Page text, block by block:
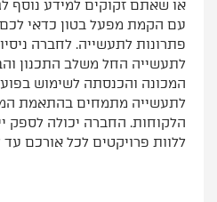
או שאתם זקוקים למידע נוסף
עם הקמת מפעל בטון כדאי
פתרונות לתעשייה. לחברה
לתעשייה החל משלב התכנון
המכונה והכנסתה לשימוש
לתעשייה מתמחים בהתאמת
הלקוחות. החברה יכולה לספק
ללוות פרויקטים לכל אורכם